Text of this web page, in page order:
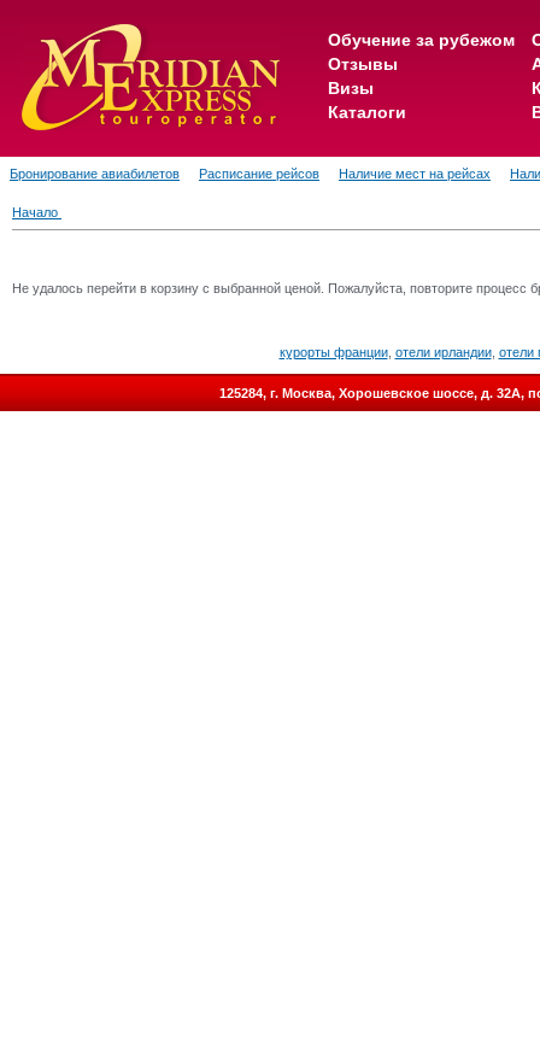
Обучение за рубежом
Отзывы
Визы
Каталоги
Бронирование авиабилетов Расписание рейсов Наличие мест на рейсах
Начало
Не удалось перейти в корзину с выбранной ценой. Пожалуйста, повторите процесс
курорты франции, отели ирландии, отели
125284, г. Москва, Хорошевское шоссе, д.